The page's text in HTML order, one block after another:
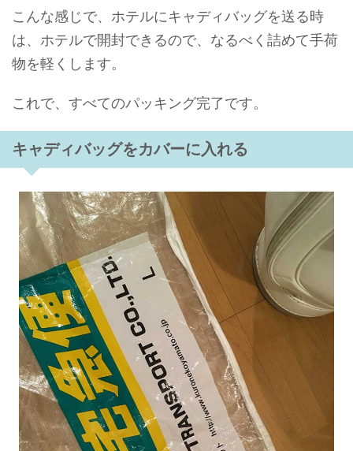
こんな感じで、ホテルにキャディバッグを送る時
は、ホテルで開封できるので、なるべく詰めて手荷
物を軽くします。
これで、すべてのパッキング完了です。
キャディバッグをカバーに入れる